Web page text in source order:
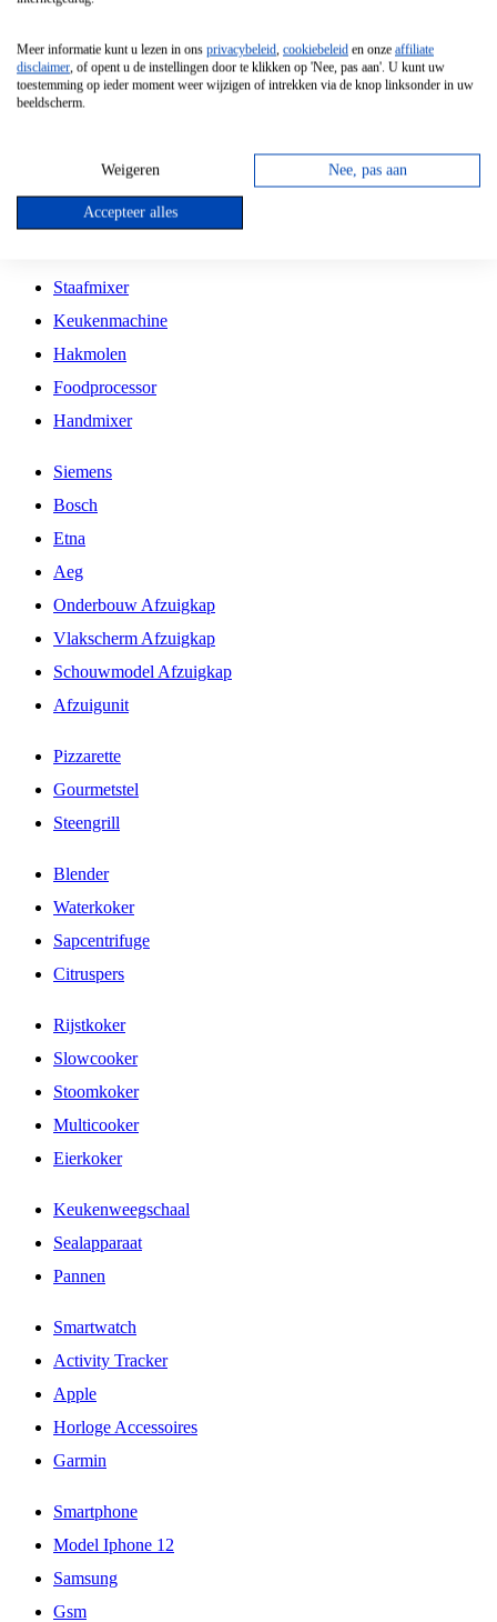
Vrijstaande Magnetron
Vrijstaande Kookplaat
Inbouw Gaskookplaat
Inbouw Keramische Kookplaat
Kookplaat Accessoires
Staafmixer
Keukenmachine
Hakmolen
Foodprocessor
Handmixer
Siemens
Bosch
Etna
Aeg
Onderbouw Afzuigkap
Vlakscherm Afzuigkap
Schouwmodel Afzuigkap
Afzuigunit
Pizzarette
Gourmetstel
Steengrill
Blender
Waterkoker
Sapcentrifuge
Citruspers
Rijstkoker
Slowcooker
Stoomkoker
Multicooker
Eierkoker
Keukenweegschaal
Sealapparaat
Pannen
Smartwatch
Activity Tracker
Apple
Horloge Accessoires
Garmin
Smartphone
Model Iphone 12
Samsung
Gsm
Meer informatie kunt u lezen in ons privacybeleid, cookiebeleid en onze affiliate
disclaimer, of opent u de instellingen door te klikken op 'Nee, pas aan'. U kunt uw
toestemming op ieder moment weer wijzigen of intrekken via de knop linksonder in uw
beeldscherm.
Weigeren Nee, pas aan
Accepteer alles